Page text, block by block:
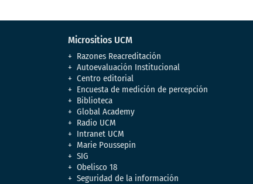
Micrositios UCM
Razones Reacreditación
Autoevaluación Institucional
Centro editorial
Encuesta de medición de percepción
Biblioteca
Global Academy
Radio UCM
Intranet UCM
Marie Poussepin
SIG
Obelisco 18
Seguridad de la información